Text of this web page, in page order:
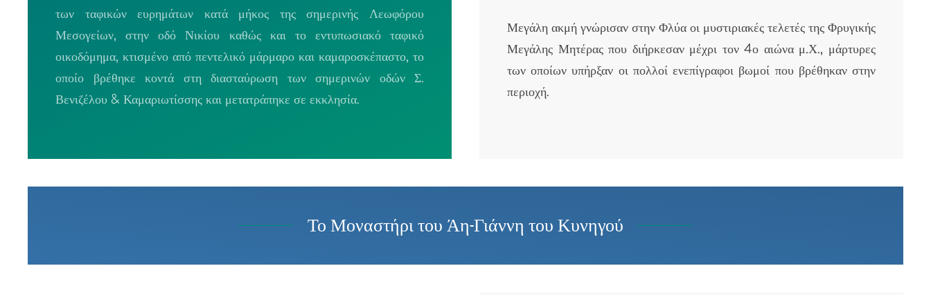
των ταφικών ευρημάτων κατά μήκος της σημερινής Λεωφόρου
Μεσογείων, στην οδό Νικίου καθώς και το εντυπωσιακό ταφικό
οικοδόμημα, κτισμένο από πεντελικό μάρμαρο και καμαροσκέπαστο, το
οποίο βρέθηκε κοντά στη διασταύρωση των σημερινών οδών Σ.
Βενιζέλου & Καμαριωτίσσης και μετατράπηκε σε εκκλησία.
Μεγάλη ακμή γνώρισαν στην Φλύα οι μυστιριακές τελετές της Φρυγικής
Μεγάλης Μητέρας που διήρκεσαν μέχρι τον 4ο αιώνα μ.Χ., μάρτυρες
των οποίων υπήρξαν οι πολλοί ενεπίγραφοι βωμοί που βρέθηκαν στην
περιοχή.
Το Μοναστήρι του Άη-Γιάννη του Κυνηγού